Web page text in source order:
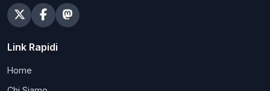
Link Rapidi
Home